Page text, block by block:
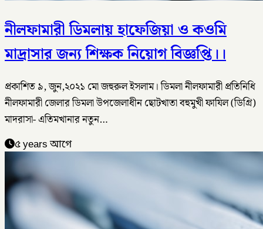
নীলফামারী ডিমলায় হাফেজিয়া ও কওমি
মাদ্রাসার জন্য শিক্ষক নিয়োগ বিজ্ঞপ্তি।।
প্রকাশিত ৯, জুন,২০২১ মো জহুরুল ইসলাম। ডিমলা নীলফামারী প্রতিনিধি
নীলফামারী জেলার ডিমলা উপজেলাধীন ছোটখাতা বহুমুখী ফাযিল (ডিগ্রি)
মাদরাসা- এতিমখানার নতুন…
৫ years আগে